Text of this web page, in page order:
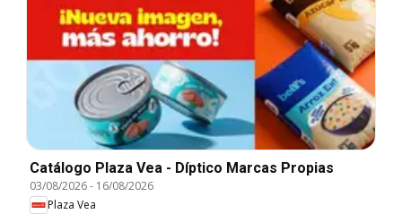
Catálogo Plaza Vea - Díptico Marcas Propias
03/08/2026- 16/08/2026
Plaza Vea